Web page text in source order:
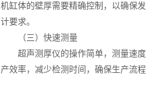
机缸体的壁厚需要精确控制，以确保
计要求。
（三）快速测量
超声测厚仪的操作简单，测量速度
产效率，减少检测时间，确保生产流程